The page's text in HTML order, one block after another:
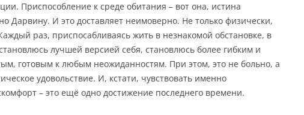
Приспособление к среде обитания – вот она, истина
Дарвину. И это доставляет неимоверно. Не только физически,
раз, приспосабливаясь жить в незнакомой обстановке, в
лучшей версией себя, становлюсь более гибким и
готовым к любым неожиданностям. При этом, это не больно, а
удовольствие. И, кстати, чувствовать именно
– это ещё одно достижение последнего времени.